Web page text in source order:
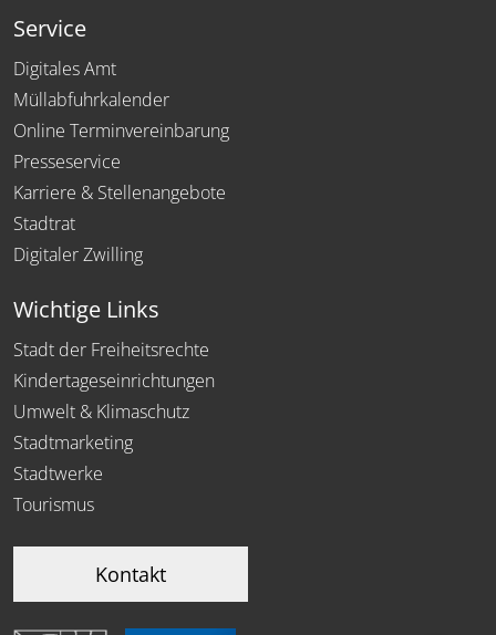
Service
Digitales Amt
Müllabfuhrkalender
Online Terminvereinbarung
Presseservice
Karriere & Stellenangebote
Stadtrat
Digitaler Zwilling
Wichtige Links
Stadt der Freiheitsrechte
Kindertageseinrichtungen
Umwelt & Klimaschutz
Stadtmarketing
Stadtwerke
Tourismus
Kontakt